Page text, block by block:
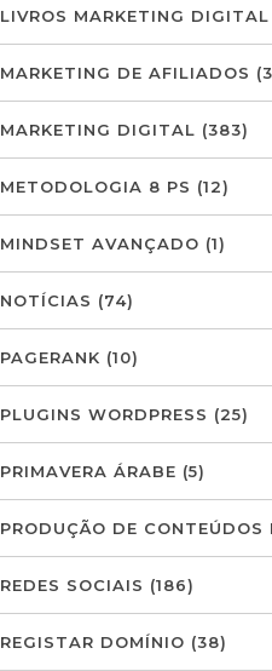
LIVROS MARKETING DIGITAL
MARKETING DE AFILIADOS
MARKETING DIGITAL (383)
METODOLOGIA 8 PS (12)
MINDSET AVANÇADO (1)
NOTÍCIAS (74)
PAGERANK (10)
PLUGINS WORDPRESS (25)
PRIMAVERA ÁRABE (5)
PRODUÇÃO DE CONTEÚDOS
REDES SOCIAIS (186)
REGISTAR DOMÍNIO (38)